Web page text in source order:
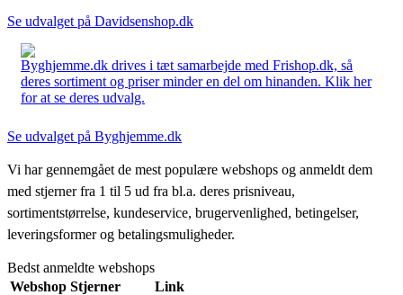
Se udvalget på Davidsenshop.dk
Byghjemme.dk drives i tæt samarbejde med Frishop.dk, så
deres sortiment og priser minder en del om hinanden. Klik her
for at se deres udvalg.
Se udvalget på Byghjemme.dk
Vi har gennemgået de mest populære webshops og anmeldt dem
med stjerner fra 1 til 5 ud fra bl.a. deres prisniveau,
sortimentstørrelse, kundeservice, brugervenlighed, betingelser,
leveringsformer og betalingsmuligheder.
Bedst anmeldte webshops
Webshop Stjerner
Link